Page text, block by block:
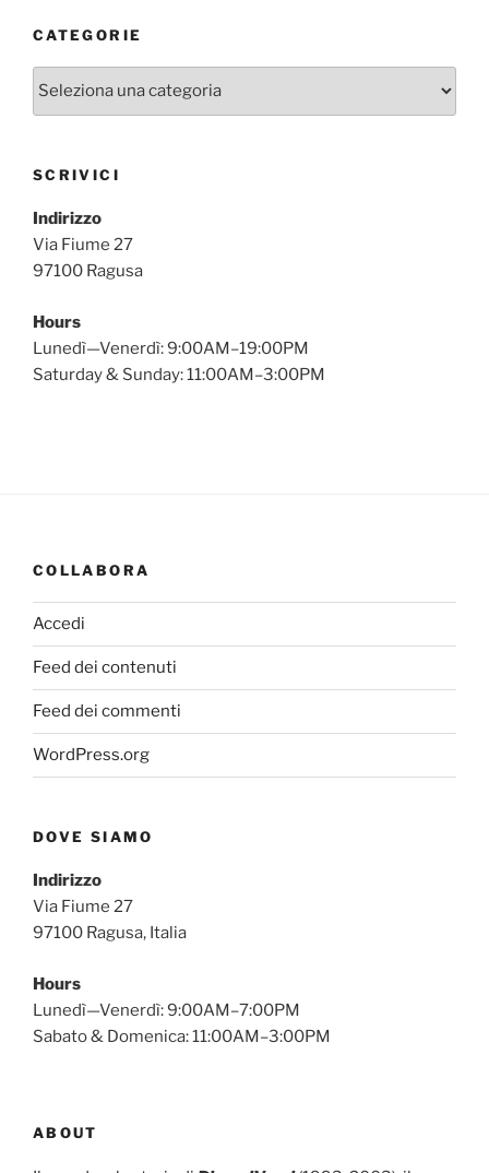
CATEGORIE
Categorie
SCRIVICI
Indirizzo
Via Fiume 27
97100 Ragusa
Hours
Lunedì—Venerdì: 9:00AM–19:00PM
Saturday & Sunday: 11:00AM–3:00PM
COLLABORA
Accedi
Feed dei contenuti
Feed dei commenti
WordPress.org
DOVE SIAMO
Indirizzo
Via Fiume 27
97100 Ragusa, Italia
Hours
Lunedì—Venerdì: 9:00AM–7:00PM
Sabato & Domenica: 11:00AM–3:00PM
ABOUT